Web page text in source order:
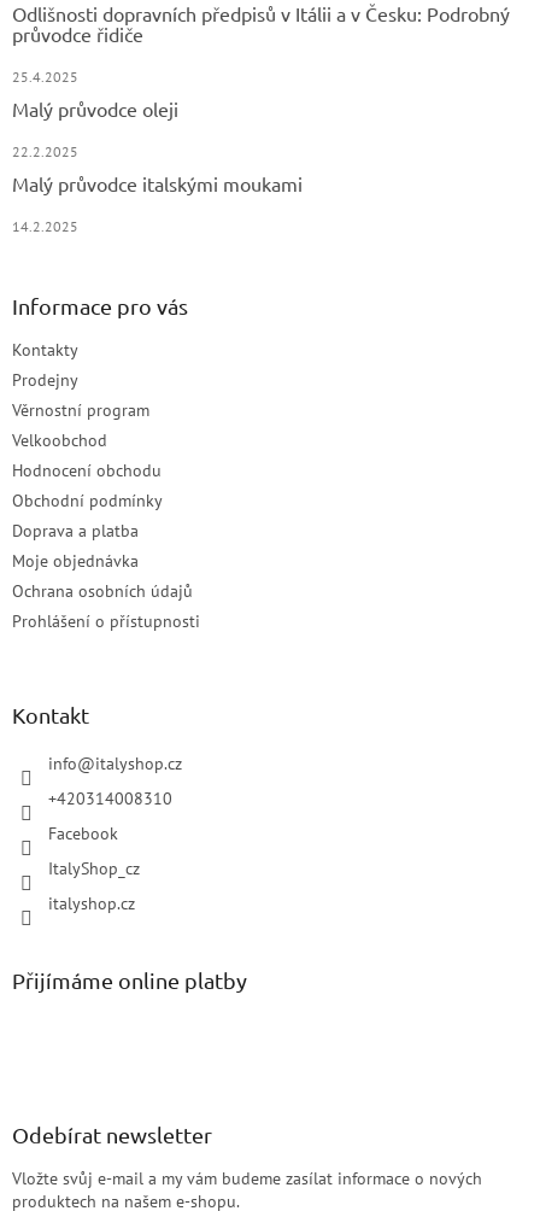
Odlišnosti dopravních předpisů v Itálii a v Česku: Podrobný
průvodce řidiče
25.4.2025
Malý průvodce oleji
22.2.2025
Malý průvodce italskými moukami
14.2.2025
Informace pro vás
Kontakty
Prodejny
Věrnostní program
Velkoobchod
Hodnocení obchodu
Obchodní podmínky
Doprava a platba
Moje objednávka
Ochrana osobních údajů
Prohlášení o přístupnosti
Kontakt
info@italyshop.cz
+420314008310
Facebook
ItalyShop_cz
italyshop.cz
Přijímáme online platby
Odebírat newsletter
Vložte svůj e-mail a my vám budeme zasílat informace o nových
produktech na našem e-shopu.